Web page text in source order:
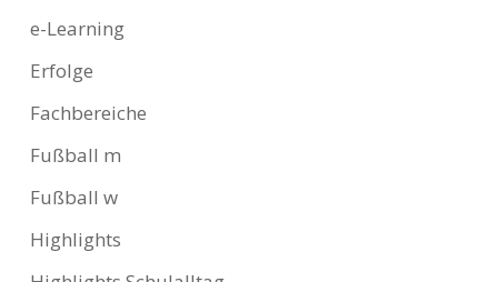
e-Learning
Erfolge
Fachbereiche
Fußball m
Fußball w
Highlights